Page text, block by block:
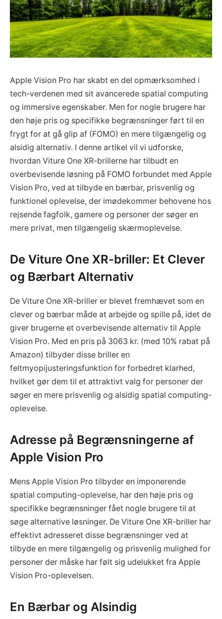
Apple Vision Pro har skabt en del opmærksomhed i
tech-verdenen med sit avancerede spatial computing
og immersive egenskaber. Men for nogle brugere har
den høje pris og specifikke begrænsninger ført til en
frygt for at gå glip af (FOMO) en mere tilgængelig og
alsidig alternativ. I denne artikel vil vi udforske,
hvordan Viture One XR-brillerne har tilbudt en
overbevisende løsning på FOMO forbundet med Apple
Vision Pro, ved at tilbyde en bærbar, prisvenlig og
funktionel oplevelse, der imødekommer behovene hos
rejsende fagfolk, gamere og personer der søger en
mere privat, men tilgængelig skærmoplevelse.
De Viture One XR-briller: Et Clever
og Bærbart Alternativ
De Viture One XR-briller er blevet fremhævet som en
clever og bærbar måde at arbejde og spille på, idet de
giver brugerne et overbevisende alternativ til Apple
Vision Pro. Med en pris på 3063 kr. (med 10% rabat på
Amazon) tilbyder disse briller en
feltmyopijusteringsfunktion for forbedret klarhed,
hvilket gør dem til et attraktivt valg for personer der
søger en mere prisvenlig og alsidig spatial computing-
oplevelse.
Adresse på Begrænsningerne af
Apple Vision Pro
Mens Apple Vision Pro tilbyder en imponerende
spatial computing-oplevelse, har den høje pris og
specifikke begrænsninger fået nogle brugere til at
søge alternative løsninger. De Viture One XR-briller har
effektivt adresseret disse begrænsninger ved at
tilbyde en mere tilgængelig og prisvenlig mulighed for
personer der måske har følt sig udelukket fra Apple
Vision Pro-oplevelsen.
En Bærbar og Alsindig